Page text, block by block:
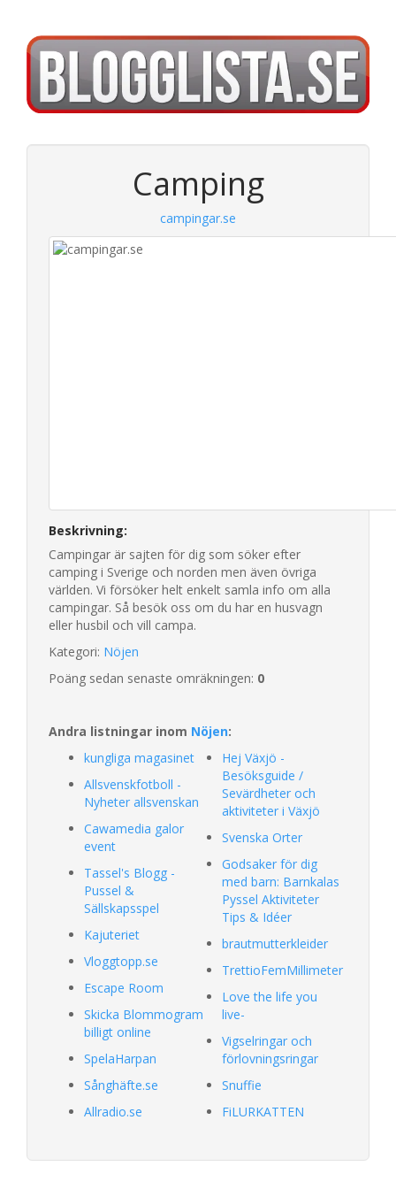
Camping
campingar.se
Beskrivning:
Campingar är sajten för dig som söker efter
camping i Sverige och norden men även övriga
världen. Vi försöker helt enkelt samla info om alla
campingar. Så besök oss om du har en husvagn
eller husbil och vill campa.
Kategori: Nöjen
Poäng sedan senaste omräkningen: 0
Andra listningar inom Nöjen:
kungliga magasinet
Allsvenskfotboll -
Nyheter allsvenskan
Cawamedia galor
event
Tassel's Blogg -
Pussel &
Sällskapsspel
Kajuteriet
Vloggtopp.se
Escape Room
Skicka Blommogram
billigt online
SpelaHarpan
Sånghäfte.se
Allradio.se
Hej Växjö -
Besöksguide /
Sevärdheter och
aktiviteter i Växjö
Svenska Orter
Godsaker för dig
med barn: Barnkalas
Pyssel Aktiviteter
Tips & Idéer
brautmutterkleider
TrettioFemMillimeter
Love the life you
live-
Vigselringar och
förlovningsringar
Snuffie
FiLURKATTEN